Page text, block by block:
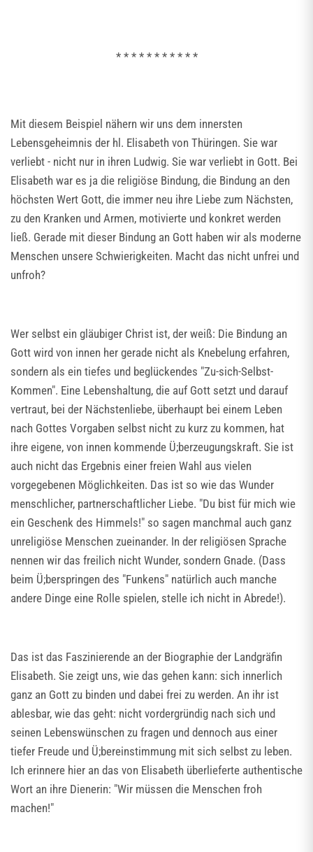
* * * * * * * * * * *
Mit diesem Beispiel nähern wir uns dem innersten
Lebensgeheimnis der hl. Elisabeth von Thüringen. Sie war
verliebt - nicht nur in ihren Ludwig. Sie war verliebt in Gott. Bei
Elisabeth war es ja die religiöse Bindung, die Bindung an den
höchsten Wert Gott, die immer neu ihre Liebe zum Nächsten,
zu den Kranken und Armen, motivierte und konkret werden
ließ. Gerade mit dieser Bindung an Gott haben wir als moderne
Menschen unsere Schwierigkeiten. Macht das nicht unfrei und
unfroh?
Wer selbst ein gläubiger Christ ist, der weiß: Die Bindung an
Gott wird von innen her gerade nicht als Knebelung erfahren,
sondern als ein tiefes und beglückendes "Zu-sich-Selbst-
Kommen". Eine Lebenshaltung, die auf Gott setzt und darauf
vertraut, bei der Nächstenliebe, überhaupt bei einem Leben
nach Gottes Vorgaben selbst nicht zu kurz zu kommen, hat
ihre eigene, von innen kommende Ü;berzeugungskraft. Sie ist
auch nicht das Ergebnis einer freien Wahl aus vielen
vorgegebenen Möglichkeiten. Das ist so wie das Wunder
menschlicher, partnerschaftlicher Liebe. "Du bist für mich wie
ein Geschenk des Himmels!" so sagen manchmal auch ganz
unreligiöse Menschen zueinander. In der religiösen Sprache
nennen wir das freilich nicht Wunder, sondern Gnade. (Dass
beim Ü;berspringen des "Funkens" natürlich auch manche
andere Dinge eine Rolle spielen, stelle ich nicht in Abrede!).
Das ist das Faszinierende an der Biographie der Landgräfin
Elisabeth. Sie zeigt uns, wie das gehen kann: sich innerlich
ganz an Gott zu binden und dabei frei zu werden. An ihr ist
ablesbar, wie das geht: nicht vordergründig nach sich und
seinen Lebenswünschen zu fragen und dennoch aus einer
tiefer Freude und Ü;bereinstimmung mit sich selbst zu leben.
Ich erinnere hier an das von Elisabeth überlieferte authentische
Wort an ihre Dienerin: "Wir müssen die Menschen froh
machen!"